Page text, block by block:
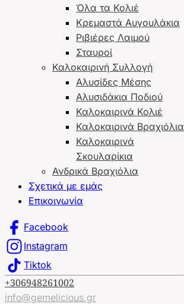
Όλα τα Κολιέ
Κρεμαστά Αυγουλάκια
Ριβιέρες Λαιμού
Σταυροί
Καλοκαιρινή Συλλογή
Αλυσίδες Μέσης
Αλυσιδάκια Ποδιού
Καλοκαιρινά Κολιέ
Καλοκαιρινά Βραχιόλια
Καλοκαιρινά
Σκουλαρίκια
Ανδρικά Βραχιόλια
Σχετικά με εμάς
Επικοινωνία
Facebook
Instagram
Tiktok
+306948261002
info@gemelicious.gr